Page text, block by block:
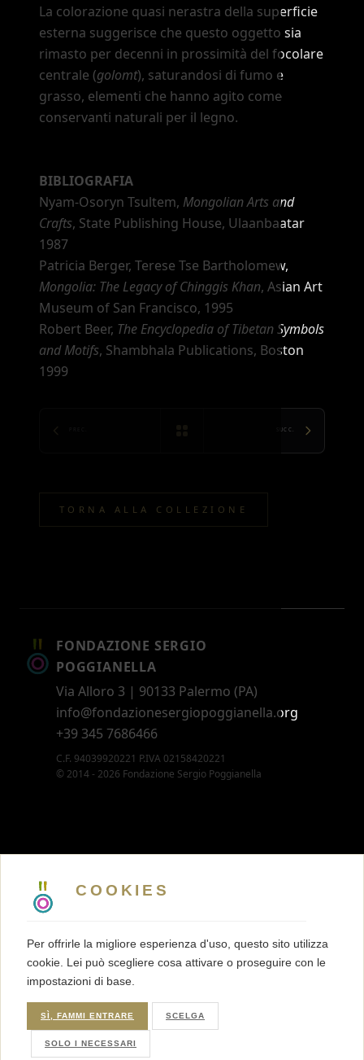
COOKIES
Per offrirle la migliore esperienza d'uso, questo sito utilizza
cookie. Lei può scegliere cosa attivare o proseguire con le
impostazioni di base.
SÌ, FAMMI ENTRARE SCELGA
SOLO I NECESSARI
La colorazione quasi nerastra della superficie
esterna suggerisce che questo oggetto sia
rimasto per decenni in prossimità del focolare
centrale (golomt), saturandosi di fumo e
grasso, elementi che hanno agito come
conservanti naturali per il legno.
BIBLIOGRAFIA
Nyam-Osoryn Tsultem, Mongolian Arts and
Crafts, State Publishing House, Ulaanbaatar
1987
Patricia Berger, Terese Tse Bartholomew,
Mongolia: The Legacy of Chinggis Khan, Asian Art
Museum of San Francisco, 1995
Robert Beer, The Encyclopedia of Tibetan Symbols
and Motifs, Shambhala Publications, Boston
1999
SUCC.
TORNA ALLA COLLEZIONE
FONDAZIONE SERGIO
POGGIANELLA
Via Alloro 3 | 90133 Palermo (PA)
info@fondazionesergiopoggianella.org
+39 345 7686466
C.F. 94039920221 P.IVA 02158420221
© 2014 - 2026 Fondazione Sergio Poggianella
5 X MILLE
MEMBERSHIP
TRASPARENZA
TERMINI E CONDIZIONI
PRIVACY
COOKIES